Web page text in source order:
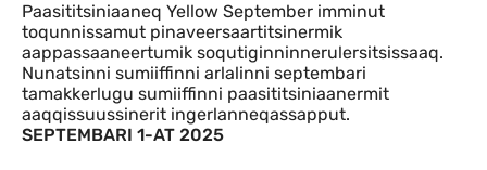
Paasititsiniaaneq Yellow September imminut
toqunnissamut pinaveersaartitsinermik
aappassaaneertumik soqutiginninnerulersitsissaaq.
Nunatsinni sumiiffinni arlalinni septembari
tamakkerlugu sumiiffinni paasititsiniaanermit
aaqqissuussinerit ingerlanneqassapput.
SEPTEMBARI 1-AT 2025